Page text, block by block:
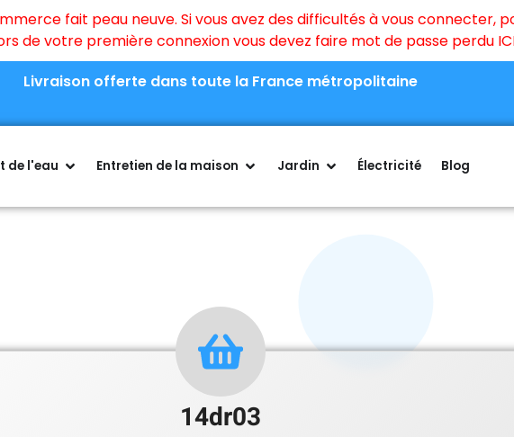
fait peau neuve. Si vous avez des difficultés à vous connecter,
de votre première connexion vous devez faire mot de passe perdu
Livraison offerte dans toute la France métropolitaine
de l'eau Entretien de la maison Jardin Électricité Blog
14dr03